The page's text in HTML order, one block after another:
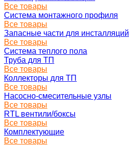
Все товары
Система монтажного профиля
Все товары
Запасные части для инсталляций
Все товары
Система теплого пола
Труба для ТП
Все товары
Коллекторы для ТП
Все товары
Насосно-смесительные узлы
Все товары
RTL вентили/боксы
Все товары
Комплектующие
Все товары